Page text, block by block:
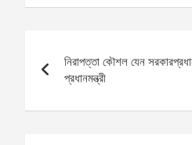
ce
o
o
k
se
g
er
at
A
p
ar
navigation
নিরাপত্তা কৌশল যেন
প্রধানমন্ত্রী